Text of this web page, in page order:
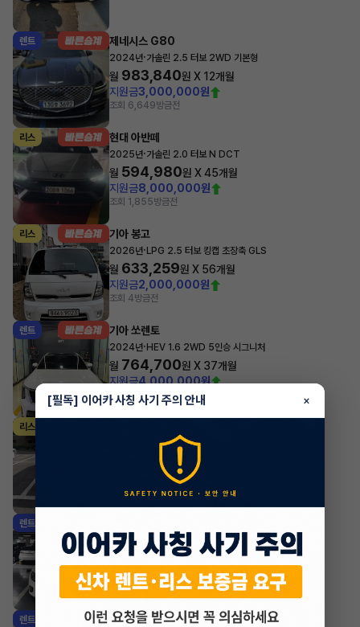
렌트 제네시스 G80
2024년·가솔린 2.5 터보 2WD 기본형
월 983,840원 X 12개월
지원금3,000,000원
조회 6,649방금전
리스 현대 아반떼
2025년·가솔린 2.0 터보 N DCT
월 594,980원 X45개월
지원금8,000,000원
조회 1,855방금전
리스 기아 봉고
2026년· LPG 2.5 터보 킹캡 초장축 GLS
월 633,259원 X 56개월
지원금2,000,000원
조회 4방금전
렌트 기아 쏘렌토
2024년· HEV 1.6 2WD 5인승 시그니처
월 764,700원 X 37개월
지원금4,000,000원
조회 3,671방금전
리스
하이리무진 9인승 디젤 시그니처
1,181,110원 X
2,000,000원
조회 173방금전
렌트
2024년 1.6 가솔린 터보 2WD 시그니처
월 439,350원 X 25개월
지원금780,000원
조회 10방금전
렌트 현대 캐스퍼
[필독] 이어카 사칭 사기 주의 안내 ×